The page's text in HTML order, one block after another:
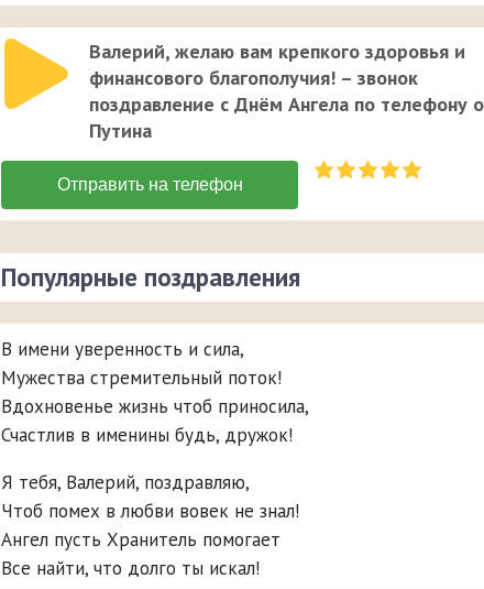
Валерий, желаю вам крепкого здоровья и
финансового благополучия! – звонок
поздравление с Днём Ангела по телефону
Путина
Популярные поздравления
В имени уверенность и сила,
Мужества стремительный поток!
Вдохновенье жизнь чтоб приносила,
Счастлив в именины будь, дружок!
Я тебя, Валерий, поздравляю,
Чтоб помех в любви вовек не знал!
Ангел пусть Хранитель помогает
Все найти, что долго ты искал!